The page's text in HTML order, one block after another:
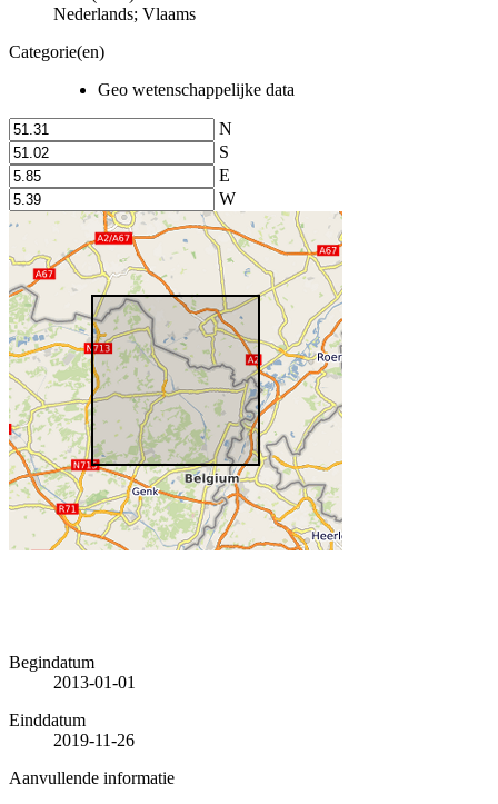
Nederlands; Vlaams
Categorie(en)
Geo wetenschappelijke data
N
S
E
W
Begindatum
2013-01-01
Einddatum
2019-11-26
Aanvullende informatie